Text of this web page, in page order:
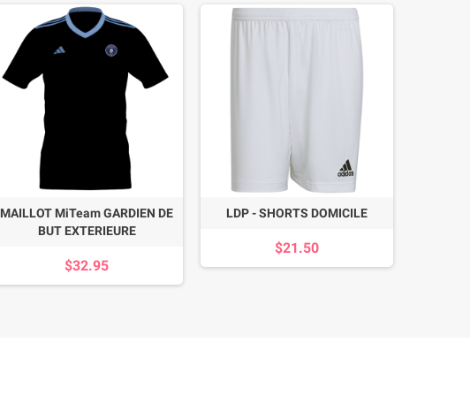
MAILLOT MiTeam GARDIEN DE
BUT EXTERIEURE
$32.95
LDP - SHORTS DOMICILE
$21.50